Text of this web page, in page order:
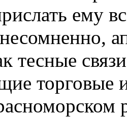
ему
тесные
торговые